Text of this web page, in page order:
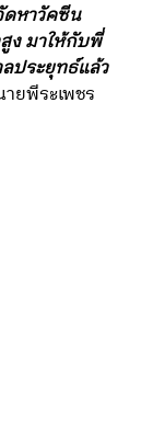
ดหาวัคซีน
ง มาให้กับพี่
ประยุทธ์แล้ว
ยพีระเพชร